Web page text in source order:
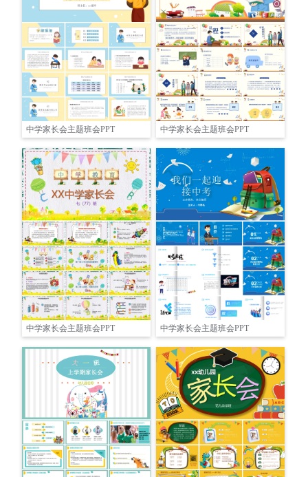
中学家长会主题班会PPT 中学家长会主题班会PPT
中学家长会主题班会PPT 中学家长会主题班会PPT